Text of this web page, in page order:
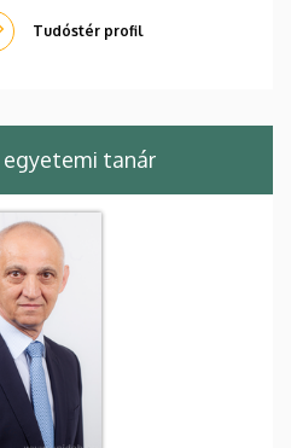
Tudóstér profil
egyetemi tanár